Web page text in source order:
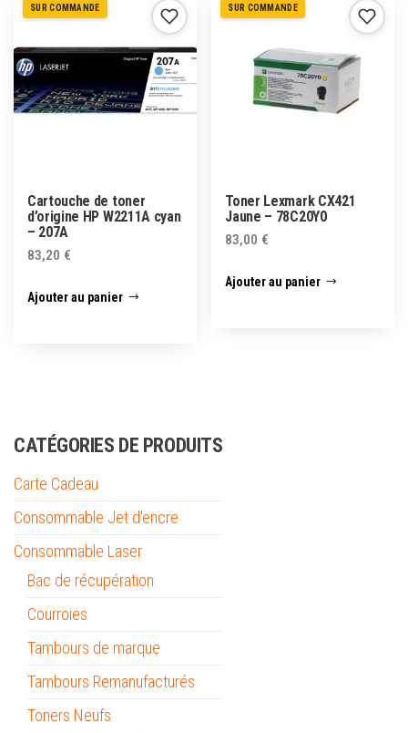
SUR COMMANDE
Cartouche de toner
d’origine HP W2211A cyan
– 207A
83,20 €
Ajouter au panier
SUR COMMANDE
Toner Lexmark CX421
Jaune – 78C20Y0
83,00 €
Ajouter au panier
CATÉGORIES DE PRODUITS
Carte Cadeau
Consommable Jet d'encre
Consommable Laser
Bac de récupération
Courroies
Tambours de marque
Tambours Remanufacturés
Toners Neufs